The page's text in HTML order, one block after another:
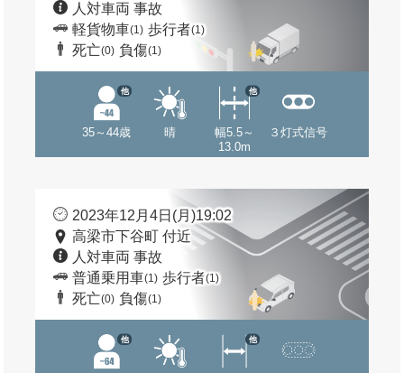
人対車両 事故
軽貨物車(1) 歩行者(1)
死亡(0) 負傷(1)
35～44歳
他
晴
幅5.5～
13.0m
他
３灯式信号
2023年12月4日(月)19:02
高梁市下谷町 付近
人対車両 事故
普通乗用車(1) 歩行者(1)
死亡(0) 負傷(1)
他 他